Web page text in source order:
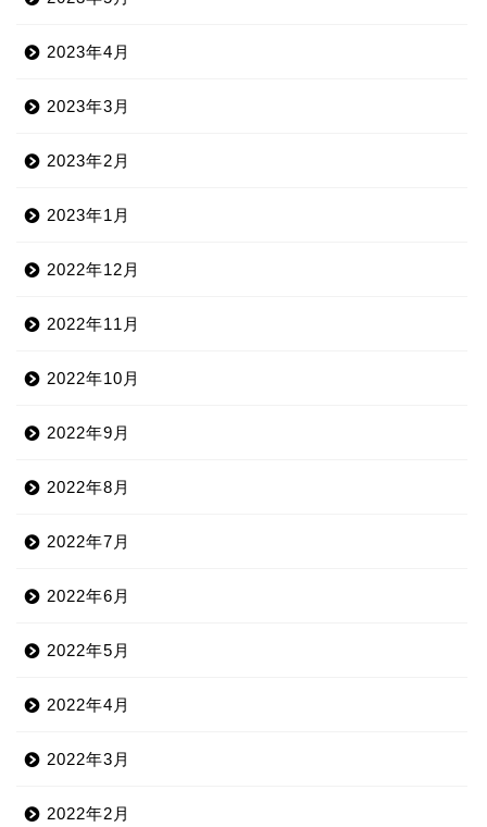
2023年4月
2023年3月
2023年2月
2023年1月
2022年12月
2022年11月
2022年10月
2022年9月
2022年8月
2022年7月
2022年6月
2022年5月
2022年4月
2022年3月
2022年2月